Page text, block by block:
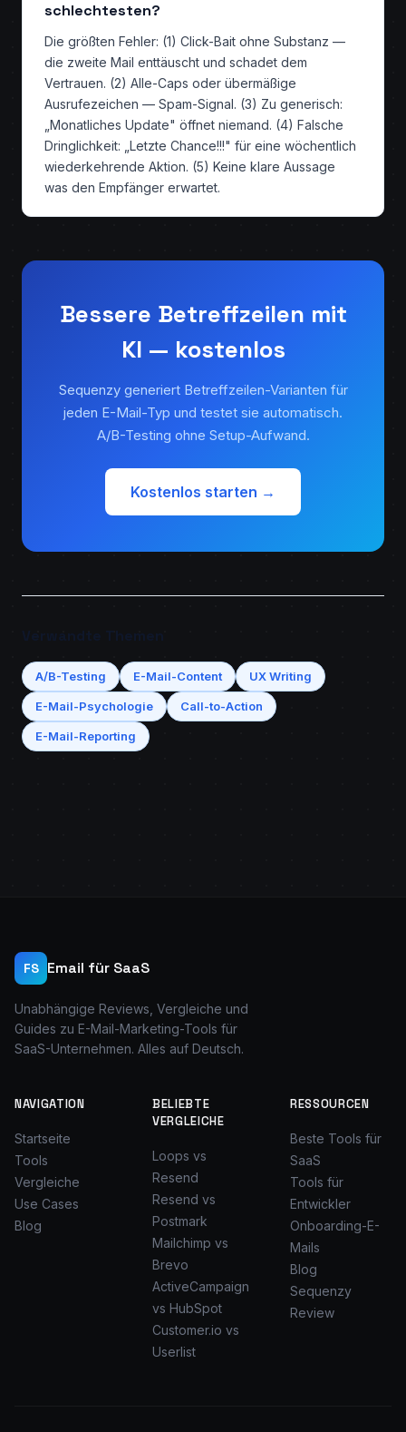
schlechtesten?
Die größten Fehler: (1) Click-Bait ohne Substanz —
die zweite Mail enttäuscht und schadet dem
Vertrauen. (2) Alle-Caps oder übermäßige
Ausrufezeichen — Spam-Signal. (3) Zu generisch:
„Monatliches Update" öffnet niemand. (4) Falsche
Dringlichkeit: „Letzte Chance!!!" für eine wöchentlich
wiederkehrende Aktion. (5) Keine klare Aussage
was den Empfänger erwartet.
Bessere Betreffzeilen mit
KI — kostenlos
Sequenzy generiert Betreffzeilen-Varianten für
jeden E-Mail-Typ und testet sie automatisch.
A/B-Testing ohne Setup-Aufwand.
Kostenlos starten →
A/B-Testing E-Mail-Content UX Writing
E-Mail-Psychologie Call-to-Action
E-Mail-Reporting
FS Email für SaaS
Unabhängige Reviews, Vergleiche und
Guides zu E-Mail-Marketing-Tools für
SaaS-Unternehmen. Alles auf Deutsch.
NAVIGATION
Startseite
Tools
Vergleiche
Use Cases
Blog
BELIEBTE
VERGLEICHE
Loops vs
Resend
Resend vs
Postmark
Mailchimp vs
Brevo
ActiveCampaign
vs HubSpot
Customer.io vs
Userlist
RESSOURCEN
Beste Tools für
SaaS
Tools für
Entwickler
Onboarding-E-
Mails
Blog
Sequenzy
Review